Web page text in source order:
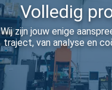
Volledig
Wij zijn jouw enige
traject, van analyse en